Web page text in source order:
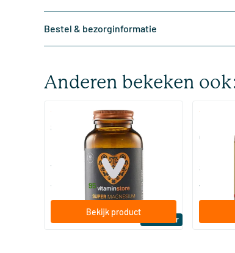
Bestel & bezorginformatie
Anderen bekeken
Bestseller
(510)
Super Magnesium
60/​120 tabletten
Vitaminstore
vanaf 95
Bekijk product
Citraat)
60/​
Solgar
vanaf